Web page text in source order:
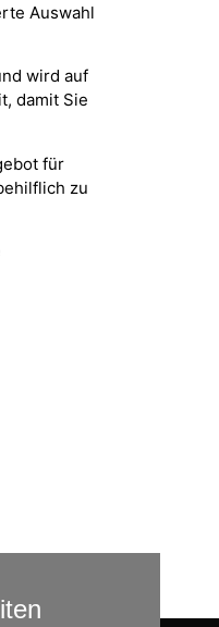
Auswahl
wird auf
damit Sie
für
zu